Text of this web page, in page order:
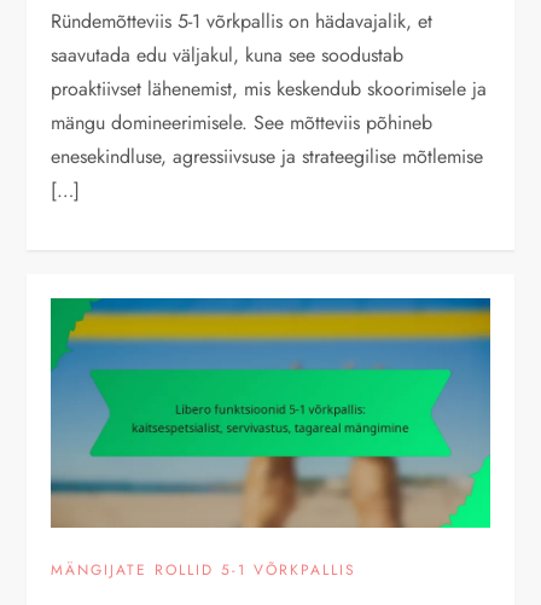
Ründemõtteviis 5-1 võrkpallis on hädavajalik, et
saavutada edu väljakul, kuna see soodustab
proaktiivset lähenemist, mis keskendub skoorimisele ja
mängu domineerimisele. See mõtteviis põhineb
enesekindluse, agressiivsuse ja strateegilise mõtlemise
[…]
MÄNGIJATE ROLLID 5-1 VÕRKPALLIS